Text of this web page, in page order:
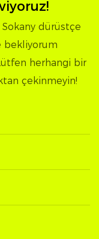
dürüstçe
bekliyorum
herhangi bir
çekinmeyin!